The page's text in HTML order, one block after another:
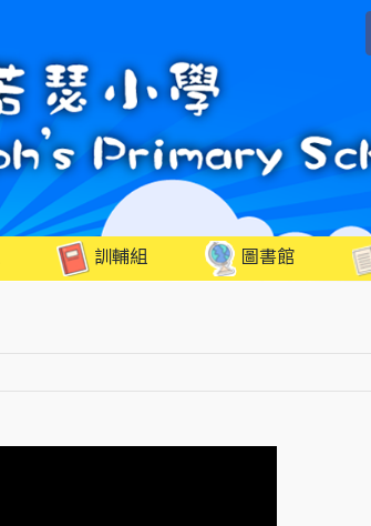
訓輔組 圖書館